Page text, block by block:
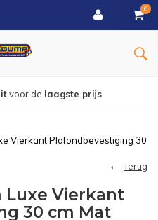
0
vanaf € 150
Vierkant Plafondbevestiging 30
Terug
Luxe Vierkant
30 cm Mat